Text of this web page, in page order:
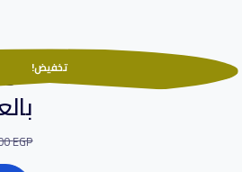
تخفيض!
EGP